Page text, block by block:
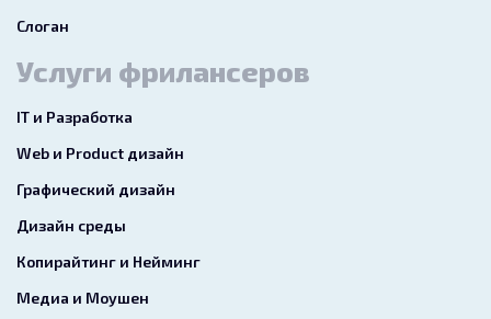
Слоган
Услуги фрилансеров
IT и Разработка
Web и Product дизайн
Графический дизайн
Дизайн среды
Копирайтинг и Нейминг
Медиа и Моушен